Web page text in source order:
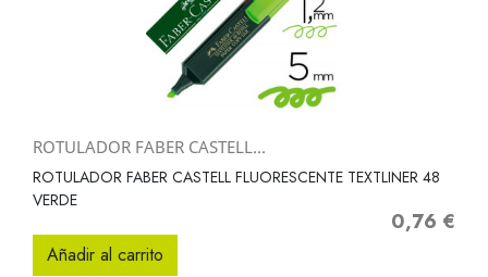
ROTULADOR FABER CASTELL...
ROTULADOR FABER CASTELL FLUORESCENTE TEXTLINER 48
VERDE
Precio
0,76 €
Añadir al carrito